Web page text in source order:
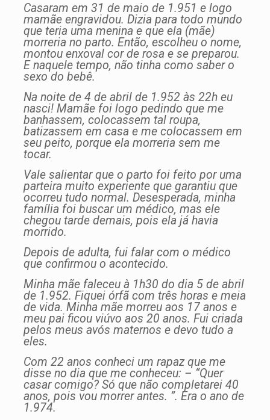
Casaram em 31 de maio de 1.951 e logo
mamãe engravidou. Dizia para todo mundo
que teria uma menina e que ela (mãe)
morreria no parto. Então, escolheu o nome,
montou enxoval cor de rosa e se preparou.
E naquele tempo, não tinha como saber o
sexo do bebê.
Na noite de 4 de abril de 1.952 às 22h eu
nasci! Mamãe foi logo pedindo que me
banhassem, colocassem tal roupa,
batizassem em casa e me colocassem em
seu peito, porque ela morreria sem me
tocar.
Vale salientar que o parto foi feito por uma
parteira muito experiente que garantiu que
ocorreu tudo normal. Desesperada, minha
família foi buscar um médico, mas ele
chegou tarde demais, pois ela já havia
morrido.
Depois de adulta, fui falar com o médico
que confirmou o acontecido.
Minha mãe faleceu à 1h30 do dia 5 de abril
de 1.952. Fiquei órfã com três horas e meia
de vida. Minha mãe morreu aos 17 anos e
meu pai ficou viúvo aos 20 anos. Fui criada
pelos meus avós maternos e devo tudo a
eles.
Com 22 anos conheci um rapaz que me
disse no dia que me conheceu: – “Quer
casar comigo? Só que não completarei 40
anos, pois vou morrer antes. ”. Era o ano de
1.974.